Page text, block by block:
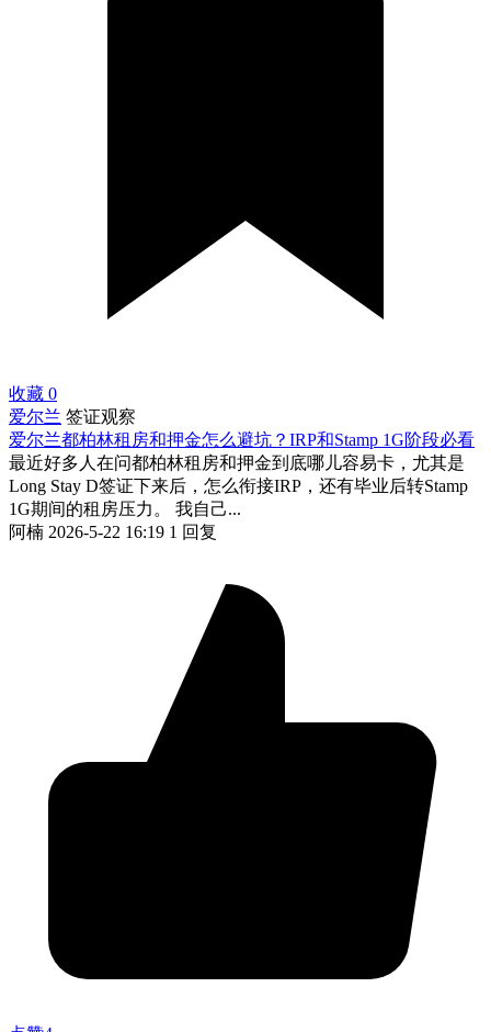
收藏 0
爱尔兰 签证观察
爱尔兰都柏林租房和押金怎么避坑？IRP和Stamp 1G阶段必看
最近好多人在问都柏林租房和押金到底哪儿容易卡，尤其是
Long Stay D签证下来后，怎么衔接IRP，还有毕业后转Stamp
1G期间的租房压力。 我自己...
阿楠 2026-5-22 16:19 1 回复